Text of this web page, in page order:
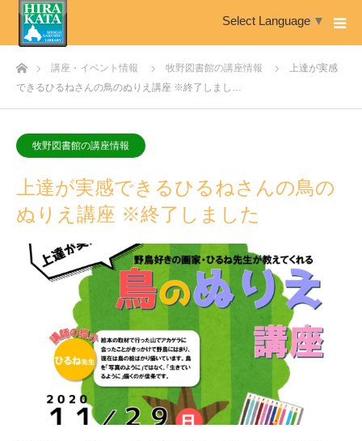
Select Language ▼
ホーム講座・イベント情報 牧野図書館の講座情報
上達が実感
できるひるねさんの鳥のぬりえ講座 ※終了しまし…
牧野図書館の講座情報
上達が実感できるひるねさんの鳥の
ぬりえ講座 ※終了しました